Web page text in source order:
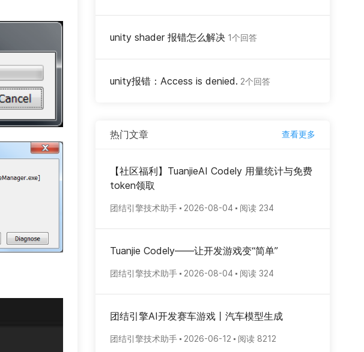
unity shader 报错怎么解决 1个回答
unity报错：Access is denied. 2个回答
热门文章 查看更多
【社区福利】TuanjieAI Codely 用量统计与免费
token领取
团结引擎技术助手 2026-08-04 阅读 234
Tuanjie Codely——让开发游戏变“简单”
团结引擎技术助手 2026-08-04 阅读 324
团结引擎AI开发赛车游戏丨汽车模型生成
团结引擎技术助手 2026-06-12 阅读 8212